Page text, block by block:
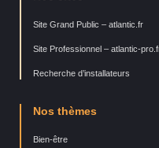
Site Grand Public – atlantic.fr
Site Professionnel – atlantic-
Recherche d’installateurs
Nos thèmes
Bien-être